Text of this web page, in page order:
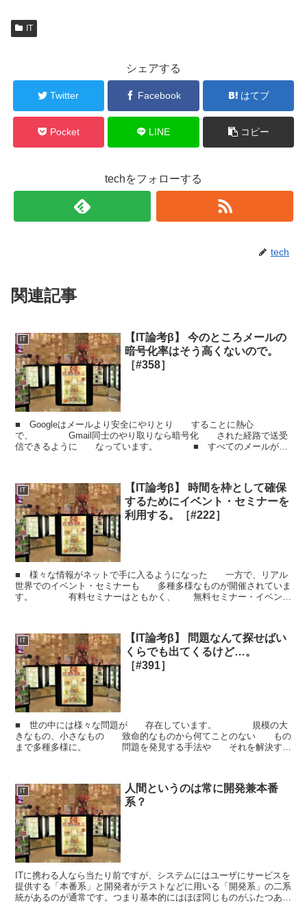
IT
シェアする
Twitter Facebook はてブ
Pocket LINE コピー
techをフォローする
tech
関連記事
IT
【IT論考β】 今のところメールの
暗号化率はそう高くないので。
［#358］
■ Googleはメールより安全にやりとり することに熱心
で、 Gmail同士のやり取りなら暗号化 された経路で送受
信できるように なっています。 ■ すべてのメールがそ
IT
【IT論考β】 時間を枠として確保
するためにイベント・セミナーを
利用する。［#222］
■ 様々な情報がネットで手に入るようになった 一方で、リアル
世界でのイベント・セミナーも 多種多様なものが開催されていま
す。 有料セミナーはともかく、 無料セミナー・イベント
IT
【IT論考β】 問題なんて探せばい
くらでも出てくるけど…。
［#391］
■ 世の中には様々な問題が 存在しています。 規模の大
きなもの、小さなもの 致命的なものから何てことのない もの
まで多種多様に。 問題を発見する手法や それを解決する
IT
人間というのは常に開発兼本番
系？
ITに携わる人なら当たり前ですが、システムにはユーザにサービスを
提供する「本番系」と開発者がテストなどに用いる「開発系」の二系
統があるのが通常です。つまり基本的にはほぼ同じものがふたつある